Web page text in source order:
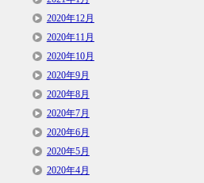
2020年12月
2020年11月
2020年10月
2020年9月
2020年8月
2020年7月
2020年6月
2020年5月
2020年4月